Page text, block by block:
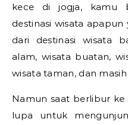
kece di jogja, kamu
destinasi wisata
dari destinasi wisata
alam, wisata buatan,
wisata taman, dan
Namun saat berlibur ke
lupa untuk